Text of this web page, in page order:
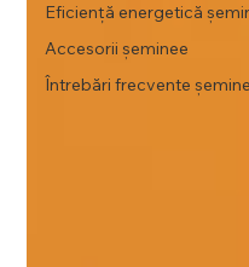
Eficiență energetică
Accesorii șeminee
Întrebări frecvente